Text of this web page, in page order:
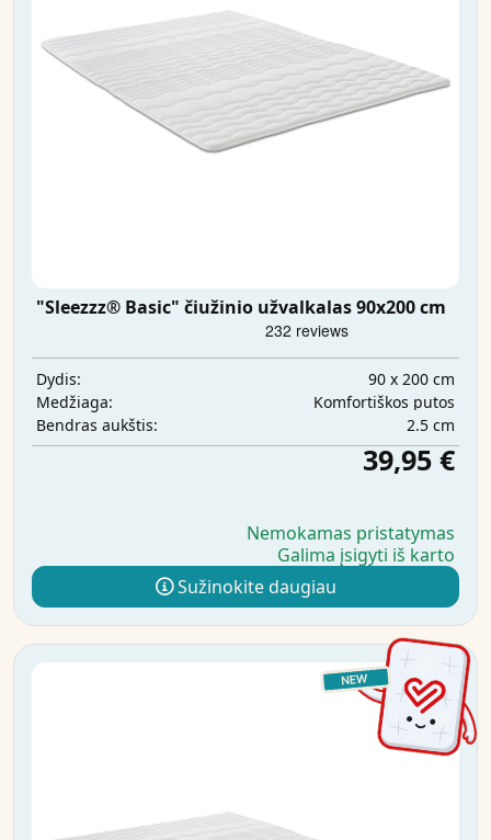
"Sleezzz® Basic" čiužinio užvalkalas 90x200 cm
Dydis:
90 x 200 cm
Medžiaga:
Komfortiškos putos
Bendras aukštis:
2.5 cm
39,95 €
Nemokamas pristatymas
Galima įsigyti iš karto
Sužinokite daugiau